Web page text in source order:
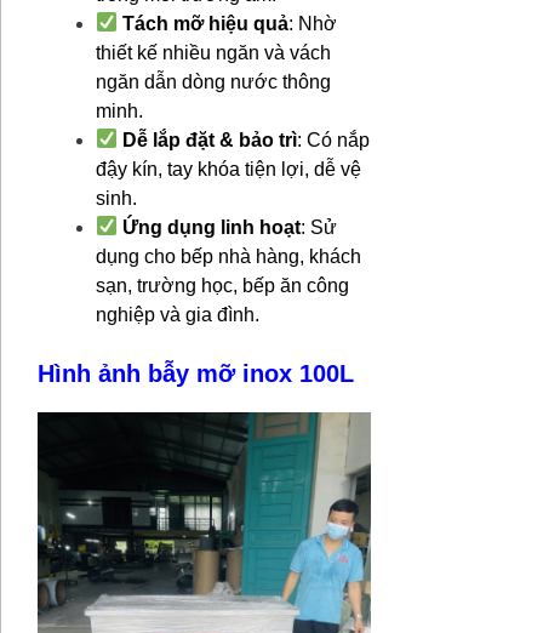
Tách mỡ hiệu quả: Nhờ
thiết kế nhiều ngăn và vách
ngăn dẫn dòng nước thông
minh.
Dễ lắp đặt & bảo trì: Có nắp
đậy kín, tay khóa tiện lợi, dễ vệ
sinh.
Ứng dụng linh hoạt: Sử
dụng cho bếp nhà hàng, khách
sạn, trường học, bếp ăn công
nghiệp và gia đình.
Hình ảnh bẫy mỡ inox 100L